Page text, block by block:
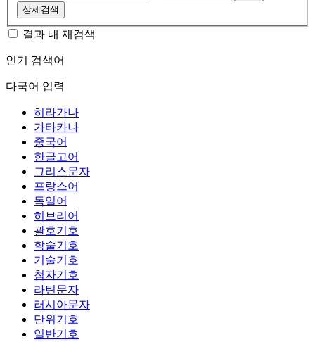
상세검색
결과 내 재검색
인기 검색어
다국어 입력
히라가나
가타카나
중국어
한글고어
그리스문자
프랑스어
독일어
히브리어
괄호기호
학술기호
기술기호
첨자기호
라틴문자
러시아문자
단위기호
일반기호